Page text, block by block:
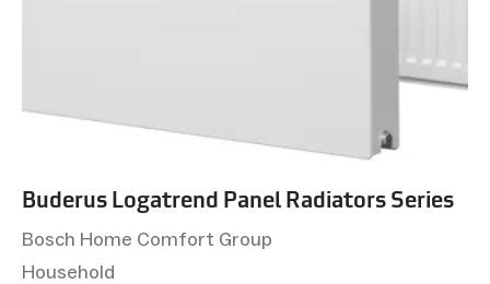
Buderus Logatrend Panel Radiators Series
Bosch Home Comfort Group
Household